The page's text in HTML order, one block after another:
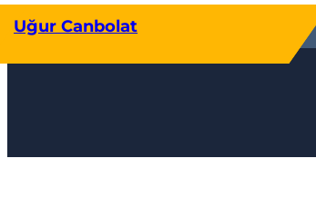
geç
Uğur Canbolat